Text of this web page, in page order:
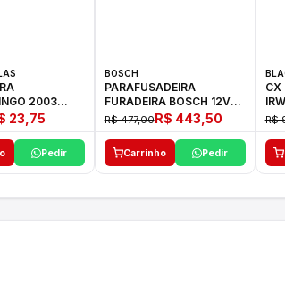
2003
23,75
Pedir
BOSCH
PARAFUSADEIRA
FURADEIRA BOSCH 12V
GSR 1000 SMART
R$ 477,00R$ 443,50
Carrinho Pedir
CX
R$